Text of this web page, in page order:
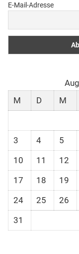
E-Mail-Adresse
M
D M
3
4 5
10
11 12
17
18 19
24
25 26
31